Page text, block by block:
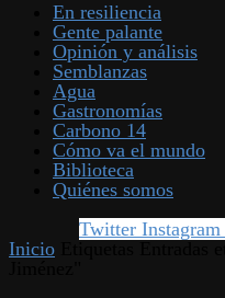
En resiliencia
Gente palante
Opinión y análisis
Semblanzas
Agua
Gastronomías
Carbono 14
Cómo va el mundo
Biblioteca
Quiénes somos
Twitter Instagram
Inicio